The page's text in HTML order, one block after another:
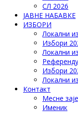
СЛ 2026
ЈАВНЕ НАБАВКЕ
ИЗБОРИ
Локални
Избори
Локални
Избори
Локални
Контакт
Месне
Именик